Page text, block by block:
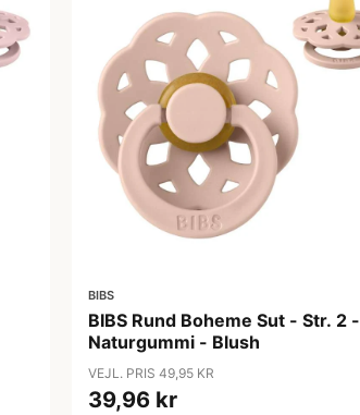
BIBS
BIBS Rund Boheme Sut - Str. 2 -
Naturgummi - Blush
VEJL. PRIS 49,95 KR
39,96 kr